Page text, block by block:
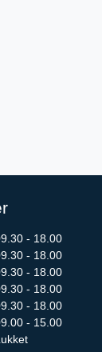
- 18.00
- 18.00
- 18.00
- 18.00
- 18.00
- 15.00